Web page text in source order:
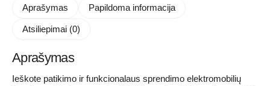
stovas
Aprašymas Papildoma informacija
Atsiliepimai (0)
Aprašymas
Ieškote patikimo ir funkcionalaus sprendimo elektromobilių